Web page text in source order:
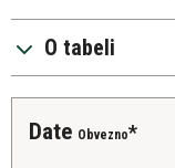
O tabeli
Date Obvezno